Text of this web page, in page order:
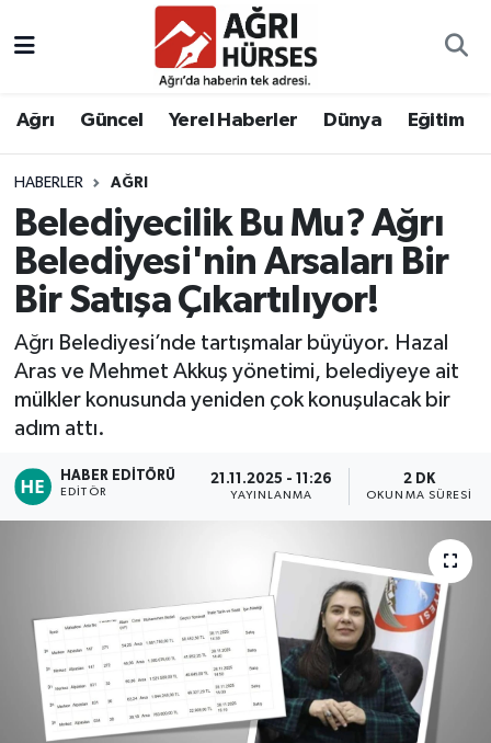
Ağrı Güncel Yerel Haberler Dünya Eğitim
HABERLER AĞRI
Belediyecilik Bu Mu? Ağrı
Belediyesi'nin Arsaları Bir
Bir Satışa Çıkartılıyor!
Ağrı Belediyesi’nde tartışmalar büyüyor. Hazal
Aras ve Mehmet Akkuş yönetimi, belediyeye ait
mülkler konusunda yeniden çok konuşulacak bir
adım attı.
HABER EDITÖRÜ
EDITÖR
21.11.2025 - 11:26
YAYINLANMA
2 DK
OKUNMA SÜRESI
Hava Durumu
Tüm Manşetler
Son Dakika Haberleri
Haber Arşivi